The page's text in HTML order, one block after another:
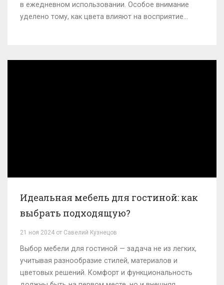
в ежедневном использовании. Особое внимание
уделено тому, как цвета влияют на восприятие
Идеальная мебель для гостиной: как
выбрать подходящую?
21 ноя 2024 от Савелий Кузнецов
Выбор мебели для гостиной — задача не из легких,
учитывая разнообразие стилей, материалов и
цветовых решений. Комфорт и функциональность